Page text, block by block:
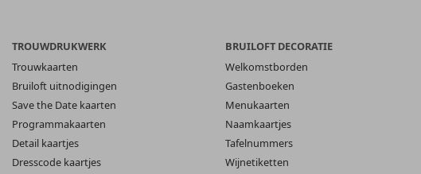
TROUWDRUKWERK
Trouwkaarten
Bruiloft uitnodigingen
Save the Date kaarten
Programmakaarten
Detail kaartjes
Dresscode kaartjes
BRUILOFT DECORATIE
Welkomstborden
Gastenboeken
Menukaarten
Naamkaartjes
Tafelnummers
Wijnetiketten